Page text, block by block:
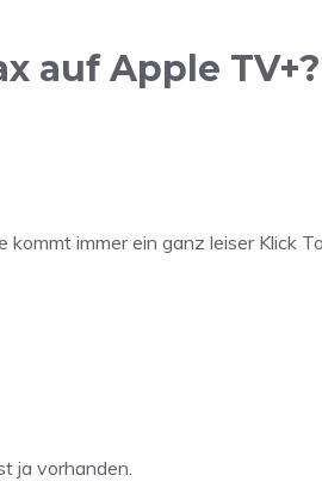
auf Apple
immer ein ganz leiser Klick
ja vorhanden.